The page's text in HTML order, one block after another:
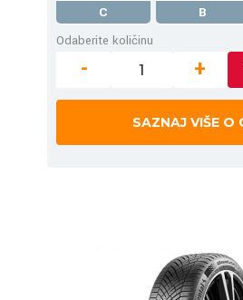
C B
Odaberite količinu
- +
SAZNAJ VIŠE O